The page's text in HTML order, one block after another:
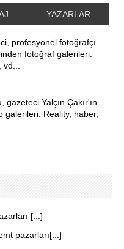
YAZARLAR
profesyonel fotoğrafçı
fotoğraf galerileri.
gazeteci Yalçın Çakır'ın
galerileri. Reality, haber,
[...]
pazarları[...]